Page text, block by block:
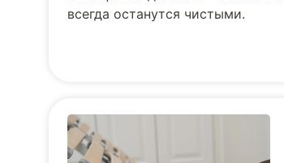
всегда останутся чистыми.